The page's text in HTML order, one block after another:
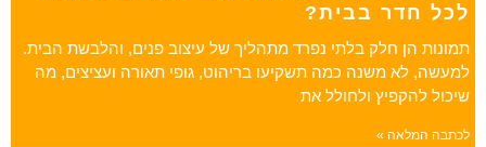
לכל חדר בבית?
תמונות הן חלק בלתי נפרד מתהליך של עיצוב פנים, והלבשת הבית.
למעשה, לא משנה כמה תשקיעו בריהוט, גופי תאורה ועציצים, מה
שיכול להקפיץ ולחולל את
לכתבה המלאה »